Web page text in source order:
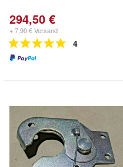
294,50 €
+ 7,90 € Versand
4